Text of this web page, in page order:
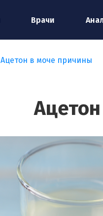
Врачи
Ацетон в моче причины
Ваш e-mail:*